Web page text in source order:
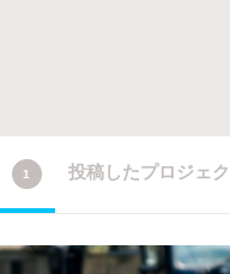
1 投稿したプロジェ